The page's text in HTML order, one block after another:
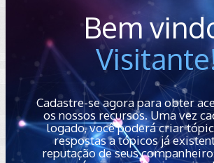
Bem
Cadastre-se agora para obter
os nossos recursos. Uma vez
logado, você poderá criar
respostas a tópicos já
reputação de seus